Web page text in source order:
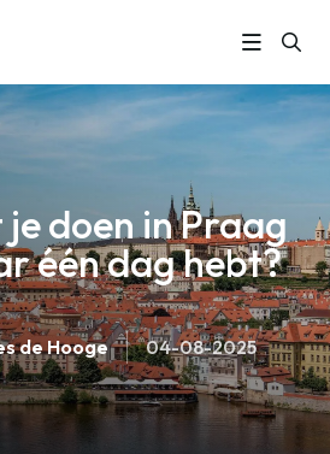
doen in Praag
één dag hebt?
de Hooge 04-08-2025